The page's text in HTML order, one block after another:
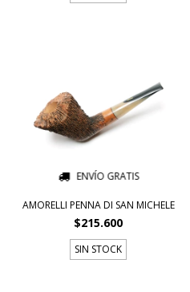
ENVÍO GRATIS
AMORELLI PENNA DI SAN MICHELE
$215.600
SIN STOCK